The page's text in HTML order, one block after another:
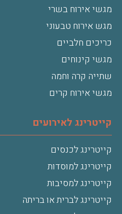
מגשי אירוח בשרי
מגש אירוח טבעוני
כריכים חלביים
מגשי קינוחים
שתייה קרה וחמה
מגשי אירוח קרים
קייטרינג לאירועים
קייטרינג לכנסים
קייטרינג למוסדות
קייטרינג למסיבות
קייטרינג לברית או בריתה